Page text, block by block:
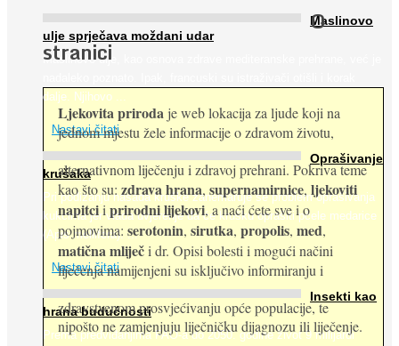
Maslinovo
ulje sprječava moždani udar
Maslinovo ulje, kao osnova zdrave mediteranske prehrane, već je
dalje. Njihovo ...
Nastavi čitati
Oprašivanje
krušaka
Pri podizanju nasada kruške zanemaruje se problem oprašivanja
kukcima jer vlada uvjerenje da će krušku oprašiti pčele medarice
(Apis mellifera). ...
Nastavi čitati
Insekti kao
hrana budućnosti
Prema predviđanjima FAO-a do 2050. godine život 9 milijardi
O
stranici
Ljekovita priroda je web lokacija za ljude koji na
jednom mjestu žele informacije o zdravom životu,
alternativnom liječenju i zdravoj prehrani. Pokriva teme
kao što su: zdrava hrana, supernamirnice, ljekoviti
napitciiprirodni lijekovi, a naći ćete sve i o
pojmovima: serotonin, sirutka, propolis, med,
matična mliječi dr. Opisi bolesti i mogući načini
liječenja namijenjeni su isključivo informiranju i
zdravstvenom prosvjećivanju opće populacije, te
nipošto ne zamjenjuju liječničku dijagnozu ili liječenje.